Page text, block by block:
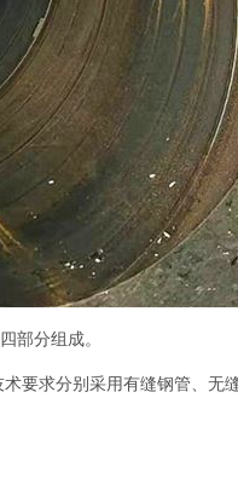
部分组成。
要求分别采用有缝钢管、无